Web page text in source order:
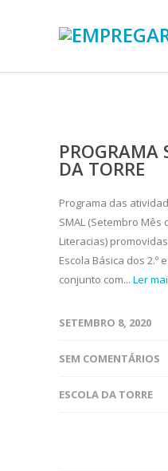
PROGRAMA
DA TORRE
Programa das
SMAL (Setembro
Literacias)
Escola Básica dos 2.º
conjunto com... Ler
SETEMBRO 8, 2020
SEM COMENTÁRIOS
ESCOLA DA TORRE